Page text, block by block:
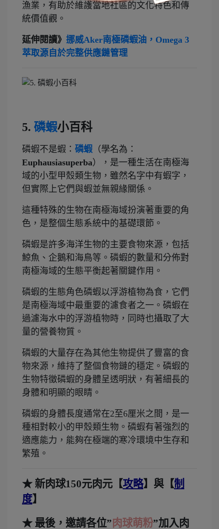
漁業，有助於維護當地社區的文化特色和傳
統價值觀。
延伸閱讀》 挪威Aker南極磷蝦油，Omega 3
萃取源自於完整供應鏈管理
5. 磷蝦小百科
磷蝦不是蝦： 磷蝦 （學名為：
Euphausiasuperba），是一種生活在南極海
域的小型甲殼類生物，雖然名字中有蝦字，
但實際上它們與蝦並無親緣關係。
這種特殊的生物在南極海域扮演著重要的角
色，是整個生態系統中的基礎環節。
磷蝦是許多海洋生物的主要食物來源，包括
鯨魚、企鵝和海鳥等。磷蝦的數量和分佈對
南極海域的生態平衡起著關鍵作用。
磷蝦的生態角色磷蝦以浮游植物為食，它們
是南極海域中最重要的濾食者之一。磷蝦在
過濾海水中的浮游植物時，同時也攝取了大
量的營養物質。
磷蝦的大量存在為其他生物提供了豐富的食
物來源，維持了整個食物鏈的穩定。磷蝦的
生物特徵磷蝦的身體呈透明狀，有著細長的
身體和明顯的眼睛。
磷蝦的身體長度通常在2至6厘米之間，是一
種相對較小的甲殼類生物。磷蝦有著強烈的
適應能力，能夠在極端的寒冷環境中生存和
繁殖。
★ 新肉球150元肉元【攻略】與【制
度】
★ 最後，邀請各位” 肉球萌粉”加入肉